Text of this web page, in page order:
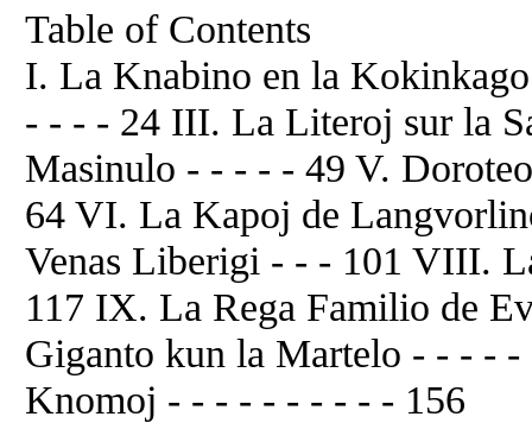
Table of Contents
I. La Knabino en la
- - - - 24 III. La Literoj sur la
Masinulo - - - - - 49 V.
64 VI. La Kapoj de
Venas Liberigi - - - 101 VIII.
117 IX. La Rega Familio de
Giganto kun la Martelo - - - -
Knomoj - - - - - - - - - - 156